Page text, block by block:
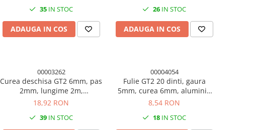
35 IN STOC
ADAUGA IN COS
26 IN STOC
ADAUGA IN COS
00003262
Curea deschisa GT2 6mm, pas
2mm, lungime 2m,
imprimanta 3D
18,92 RON
39 IN STOC
00004054
Fulie GT2 20 dinti, gaura
5mm, curea 6mm, aluminiu
7075, imprimanta 3D
8,54 RON
18 IN STOC